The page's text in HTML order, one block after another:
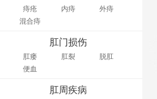
痔疮 内痔
外痔
混合痔
肛门损伤
肛瘘 肛裂
脱肛
便血
肛周疾病